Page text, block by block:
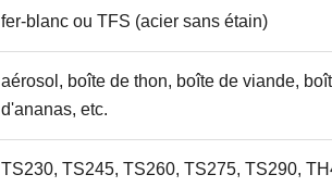
fer-blanc ou TFS (acier sans étain)
aérosol, boîte de thon, boîte de viande,
d'ananas, etc.
TS230, TS245, TS260, TS275, TS290,